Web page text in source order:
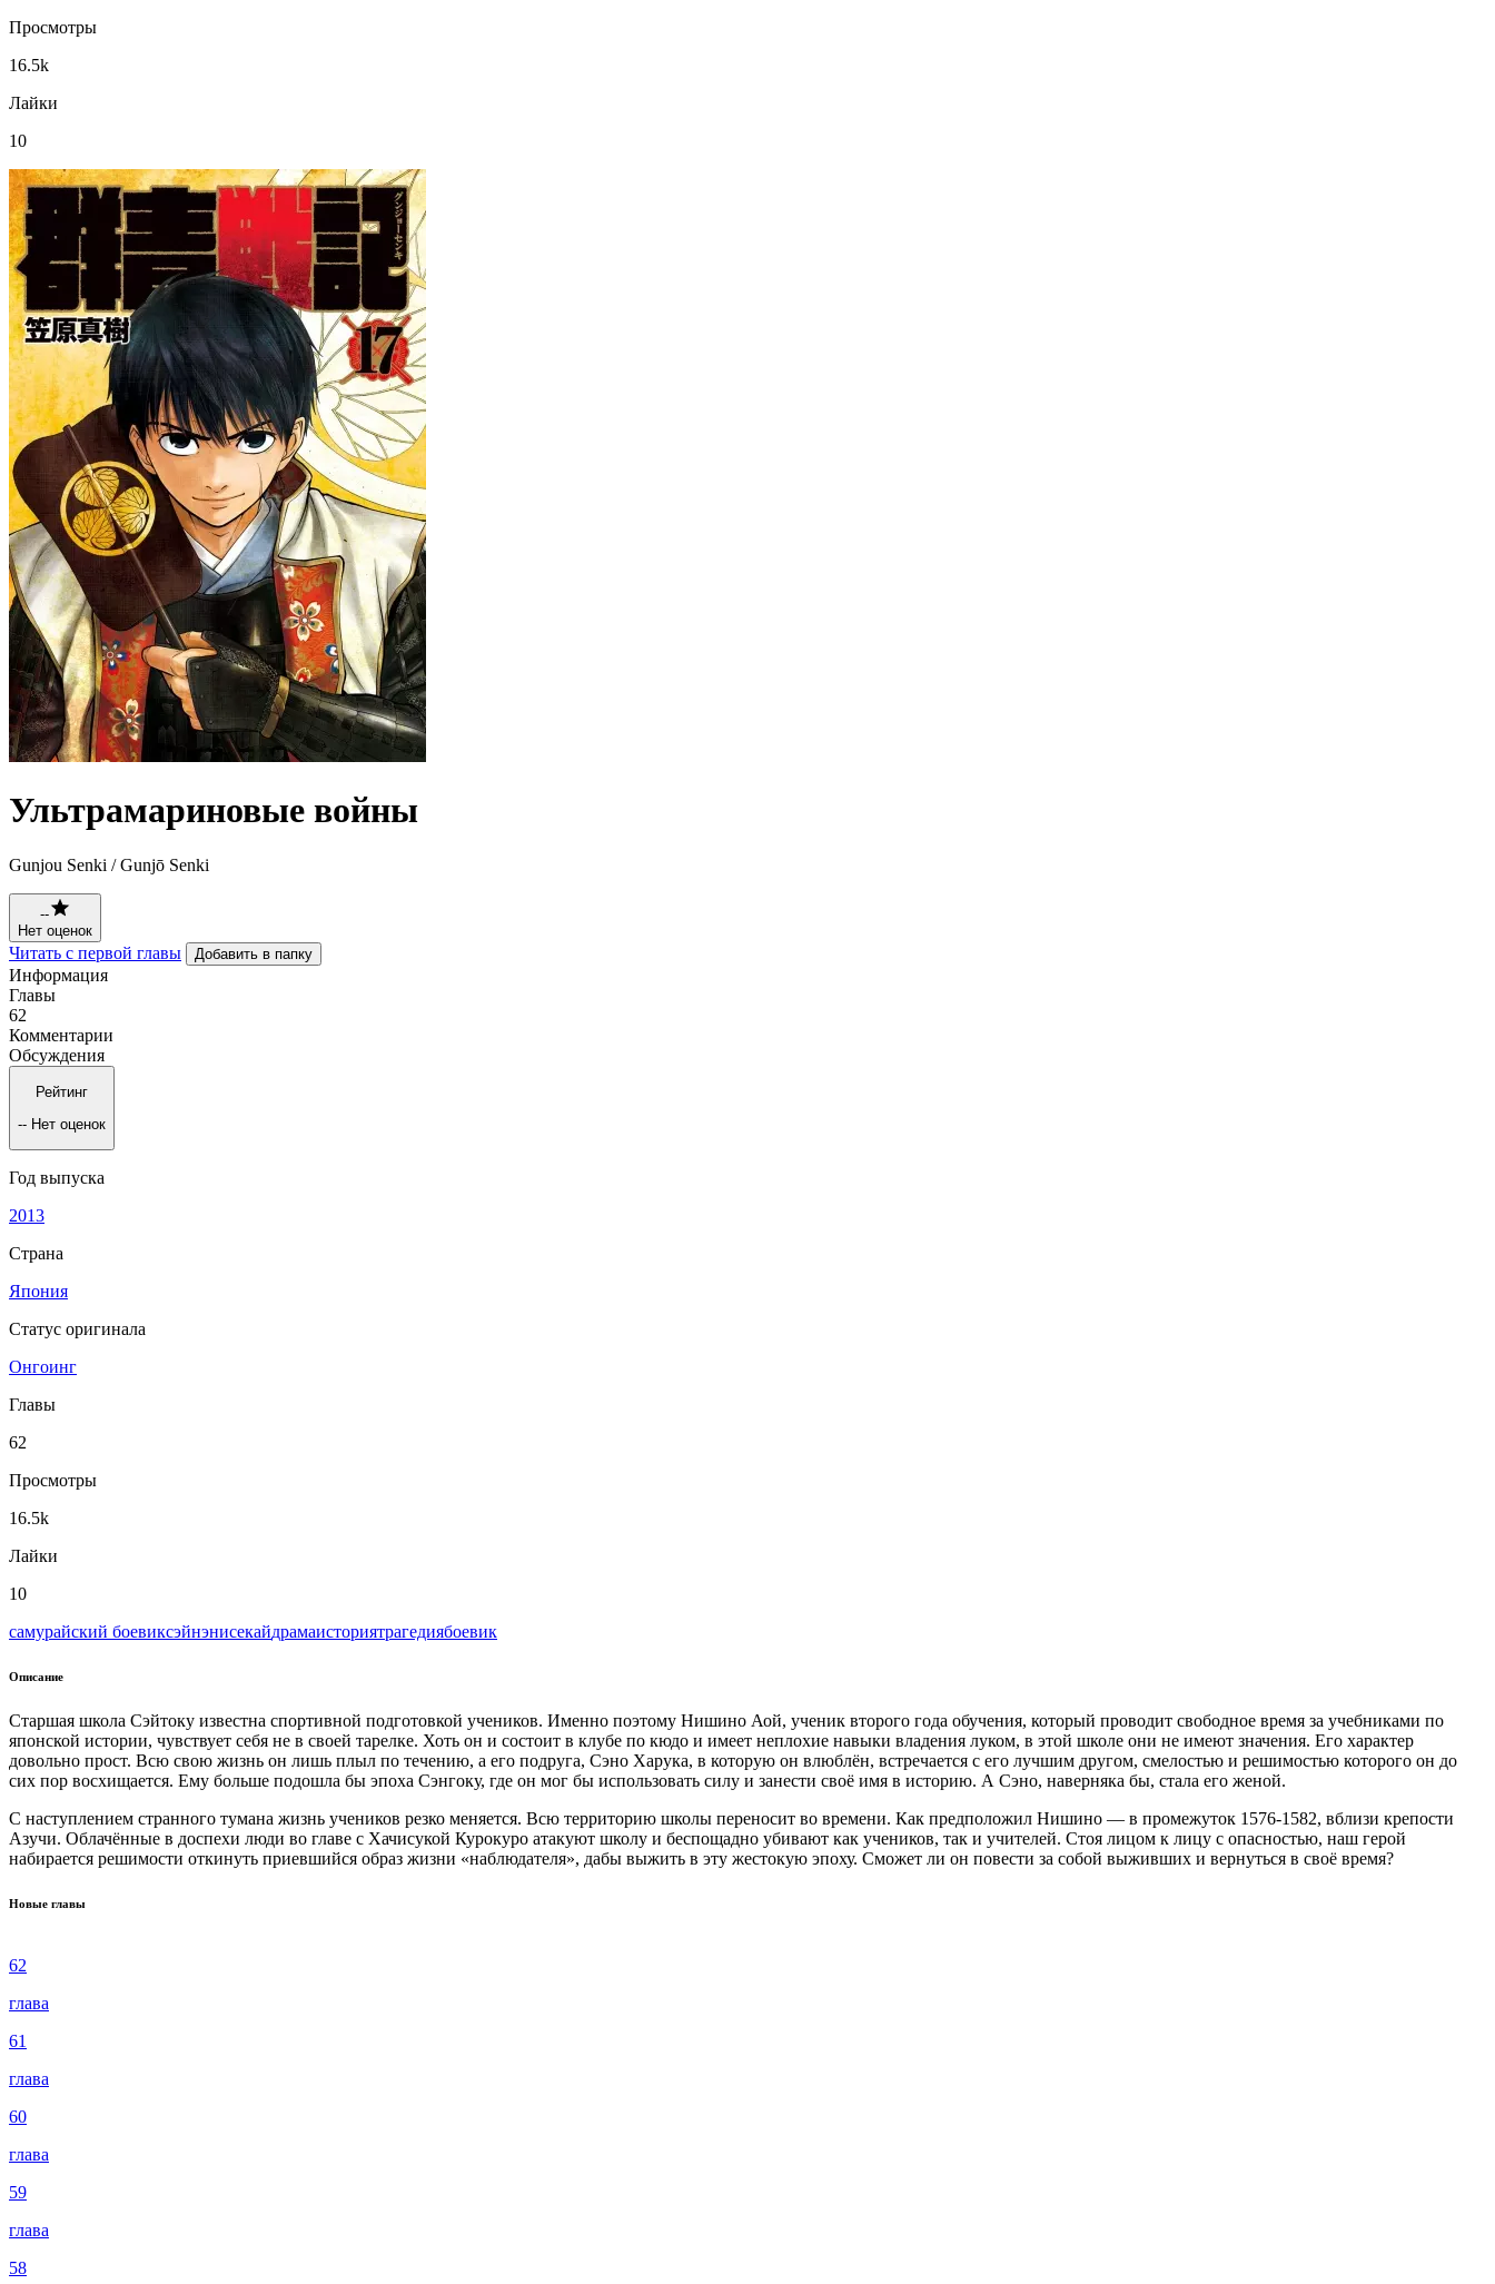
Просмотры
16.5k
Лайки
10
Ультрамариновые войны
Gunjou Senki / Gunjō Senki
--
Нет оценок
Читать с первой главы Добавить в папку
Информация
Главы
62
Комментарии
Обсуждения
Рейтинг
-- Нет оценок
Год выпуска
2013
Страна
Япония
Статус оригинала
Онгоинг
Главы
62
Просмотры
16.5k
Лайки
10
самурайский боевиксэйнэнисекайдрамаисториятрагедиябоевик
Описание
Старшая школа Сэйтоку известна спортивной подготовкой учеников. Именно поэтому Нишино Аой, ученик второго года обучения, который проводит свободное время за учебниками по
японской истории, чувствует себя не в своей тарелке. Хоть он и состоит в клубе по кюдо и имеет неплохие навыки владения луком, в этой школе они не имеют значения. Его характер
довольно прост. Всю свою жизнь он лишь плыл по течению, а его подруга, Сэно Харука, в которую он влюблён, встречается с его лучшим другом, смелостью и решимостью которого он до
сих пор восхищается. Ему больше подошла бы эпоха Сэнгоку, где он мог бы использовать силу и занести своё имя в историю. А Сэно, наверняка бы, стала его женой.
С наступлением странного тумана жизнь учеников резко меняется. Всю территорию школы переносит во времени. Как предположил Нишино — в промежуток 1576-1582, вблизи крепости
Азучи. Облачённые в доспехи люди во главе с Хачисукой Курокуро атакуют школу и беспощадно убивают как учеников, так и учителей. Стоя лицом к лицу с опасностью, наш герой
набирается решимости откинуть приевшийся образ жизни «наблюдателя», дабы выжить в эту жестокую эпоху. Сможет ли он повести за собой выживших и вернуться в своё время?
Новые главы
62
глава
61
глава
60
глава
59
глава
58